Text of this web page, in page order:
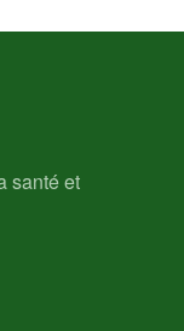
santé et